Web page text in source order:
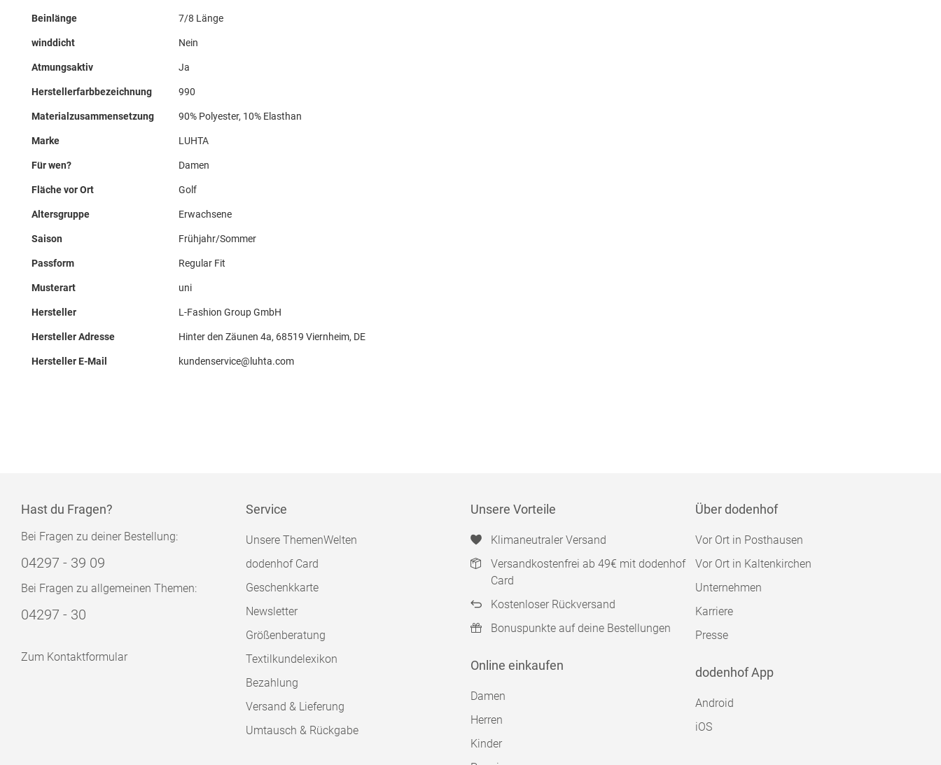
Beinlänge 7/8 Länge
winddicht Nein
Atmungsaktiv Ja
Herstellerfarbbezeichnung 990
Materialzusammensetzung 90% Polyester, 10% Elasthan
Marke LUHTA
Für wen? Damen
Fläche vor Ort Golf
Altersgruppe Erwachsene
Saison Frühjahr/Sommer
Passform Regular Fit
Musterart uni
Hersteller L-Fashion Group GmbH
Hersteller Adresse Hinter den Zäunen 4a, 68519 Viernheim, DE
Hersteller E-Mail kundenservice@luhta.com
Hast du Fragen?
Bei Fragen zu deiner Bestellung:
04297 - 39 09
Bei Fragen zu allgemeinen Themen:
04297 - 30
Zum Kontaktformular
Service
Unsere ThemenWelten
dodenhof Card
Geschenkkarte
Newsletter
Größenberatung
Textilkundelexikon
Bezahlung
Versand & Lieferung
Umtausch & Rückgabe
Unsere Vorteile
Klimaneutraler Versand
Versandkostenfrei ab 49€ mit dodenhof
Card
Kostenloser Rückversand
Bonuspunkte auf deine Bestellungen
Online einkaufen
Damen
Herren
Kinder
Über dodenhof
Vor Ort in Posthausen
Vor Ort in Kaltenkirchen
Unternehmen
Karriere
Presse
dodenhof App
Android
iOS